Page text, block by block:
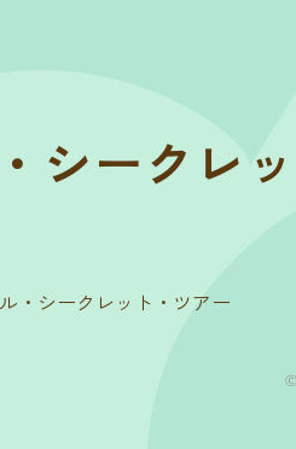
シークレ
・シークレット・ツアー